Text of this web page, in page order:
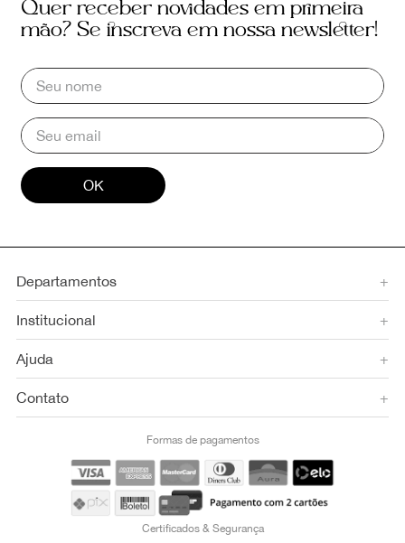
Quer receber novidades em primeira
mão? Se inscreva em nossa newsletter!
OK
Departamentos +
Institucional +
Ajuda +
Contato +
Formas de pagamentos
Certificados & Segurança